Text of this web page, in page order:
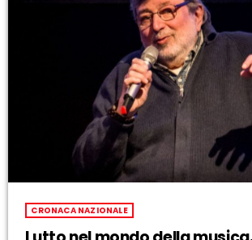
CRONACA NAZIONALE